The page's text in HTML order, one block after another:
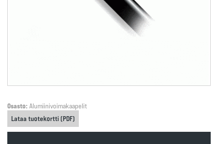
Osasto: Alumiinivoimakaapelit
Lataa tuotekortti (PDF)